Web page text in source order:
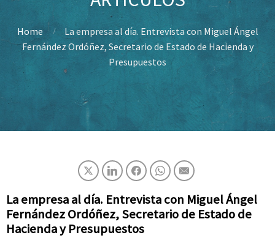
Home
La empresa al día. Entrevista con Miguel Ángel
Fernández Ordóñez, Secretario de Estado de Hacienda y
Presupuestos
La empresa al día. Entrevista con Miguel Ángel
Fernández Ordóñez, Secretario de Estado de
Hacienda y Presupuestos